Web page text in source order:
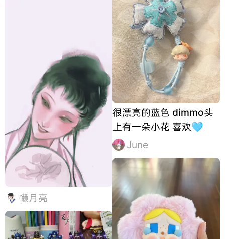
懒月亮
很漂亮的蓝色 dimmo头
上有一朵小花 喜欢🩵
June